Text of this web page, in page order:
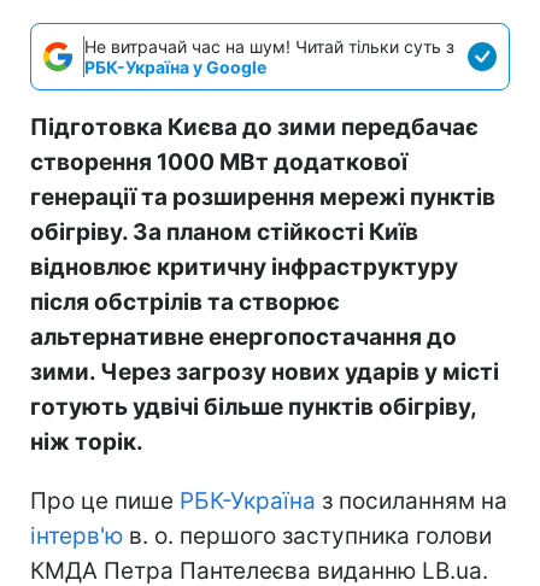
Не витрачай час на шум! Читай тільки суть з
РБК-Україна у Google
Підготовка Києва до зими передбачає
створення 1000 МВт додаткової
генерації та розширення мережі пунктів
обігріву. За планом стійкості Київ
відновлює критичну інфраструктуру
після обстрілів та створює
альтернативне енергопостачання до
зими. Через загрозу нових ударів у місті
готують удвічі більше пунктів обігріву,
ніж торік.
Про це пише РБК-Україна з посиланням на
інтерв'ю в. о. першого заступника голови
КМДА Петра Пантелеєва виданню LB.ua.